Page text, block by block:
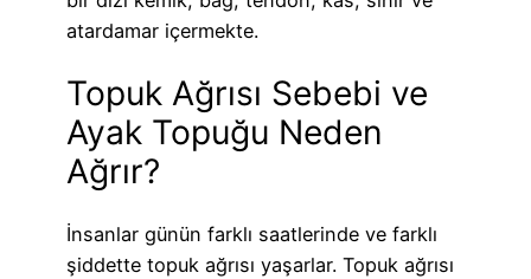
atardamar içermekte.
Topuk Ağrısı Sebebi ve
Ayak Topuğu Neden
Ağrır?
İnsanlar günün farklı saatlerinde ve farklı
şiddette topuk ağrısı yaşarlar. Topuk ağrısı